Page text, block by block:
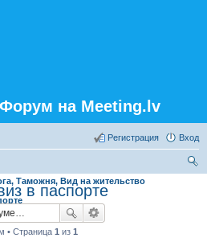
на Meeting.lv
Вход
Регистрация
Таможня, Вид на жительство
в паспорте
• Страница 1 из 1